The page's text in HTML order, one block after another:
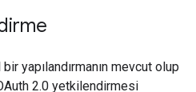
yapılandırmanın mevcut olup
2.0 yetkilendirmesi